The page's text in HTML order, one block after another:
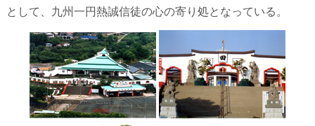
として、九州一円熱誠信徒の心の寄り処となっている。